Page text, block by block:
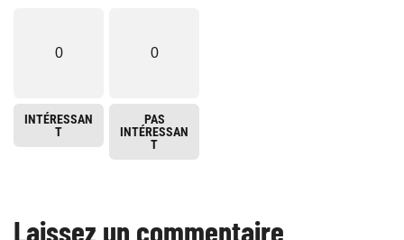
0
INTÉRESSAN
T
0
PAS
INTÉRESSAN
T
Laissez un commentaire